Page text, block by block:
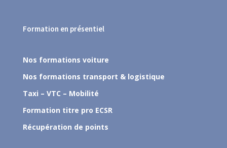
Formation en présentiel
Nos formations voiture
Nos formations transport & logistique
Taxi – VTC – Mobilité
Formation titre pro ECSR
Récupération de points